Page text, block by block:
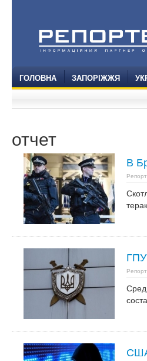
ГОЛОВНА ЗАПОРІЖЖЯ
отчет
В